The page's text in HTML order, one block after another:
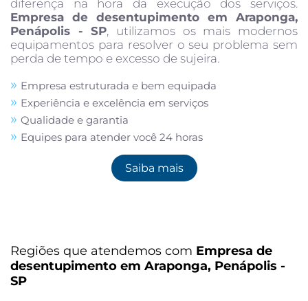
diferença na hora da execução dos serviços.
Empresa de desentupimento em Araponga,
Penápolis - SP, utilizamos os mais modernos
equipamentos para resolver o seu problema sem
perda de tempo e excesso de sujeira.
Empresa estruturada e bem equipada
Experiência e excelência em serviços
Qualidade e garantia
Equipes para atender você 24 horas
Saiba mais
Regiões que atendemos com Empresa de
desentupimento em Araponga, Penápolis -
SP